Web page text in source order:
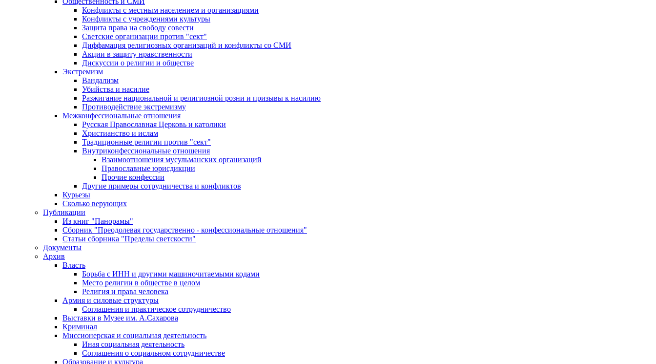
Конфликты с местным населением и организациями
Конфликты с учреждениями культуры
Защита права на свободу совести
Светские организации против "сект"
Диффамация религиозных организаций и конфликты со СМИ
Акции в защиту нравственности
Дискуссии о религии и обществе
Экстремизм
Вандализм
Убийства и насилие
Разжигание национальной и религиозной розни и призывы к насилию
Противодействие экстремизму
Межконфессиональные отношения
Русская Православная Церковь и католики
Христианство и ислам
Традиционные религии против "сект"
Внутриконфессиональные отношения
Взаимоотношения мусульманских организаций
Православные юрисдикции
Прочие конфессии
Другие примеры сотрудничества и конфликтов
Курьезы
Сколько верующих
Публикации
Из книг "Панорамы"
Сборник "Преодолевая государственно - конфессиональные отношения"
Статьи сборника "Пределы светскости"
Документы
Архив
Власть
Борьба с ИНН и другими машиночитаемыми кодами
Место религии в обществе в целом
Религия и права человека
Армия и силовые структуры
Соглашения и практическое сотрудничество
Выставки в Музее им. А.Сахарова
Криминал
Миссионерская и социальная деятельность
Иная социальная деятельность
Соглашения о социальном сотрудничестве
Образование и культура